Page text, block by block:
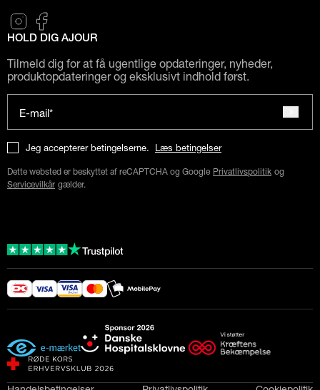
HOLD DIG AJOUR
Tilmeld dig for at få ugentlige opdateringer, nyheder,
produktopdateringer og eksklusivt indhold først.
E-mail*
Jeg accepterer betingelserne. Læs betingelser
Dette websted er beskyttet af reCAPTCHA og Google Privatlivspolitik og
Servicevilkår gælder.